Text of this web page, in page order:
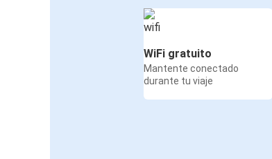
WiFi gratuito
Mantente conectado
durante tu viaje